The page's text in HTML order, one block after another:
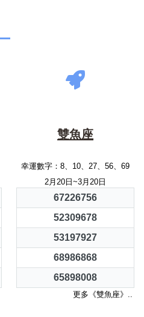
雙魚座
幸運數字：8、10、27、56、69
2月20日~3月20日
67226756
52309678
53197927
68986868
65898008
更多《雙魚座》..